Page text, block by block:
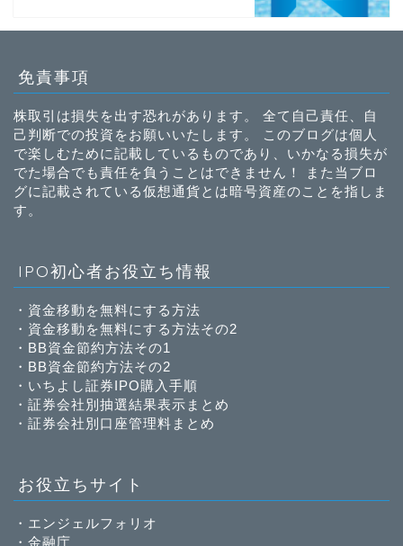
免責事項
株取引は損失を出す恐れがあります。 全て自己責任、自
己判断での投資をお願いいたします。 このブログは個人
で楽しむために記載しているものであり、いかなる損失が
でた場合でも責任を負うことはできません！ また当ブロ
グに記載されている仮想通貨とは暗号資産のことを指しま
す。
IPO初心者お役立ち情報
・ 資金移動を無料にする方法
・ 資金移動を無料にする方法その2
・ BB資金節約方法その1
・ BB資金節約方法その2
・ いちよし証券IPO購入手順
・ 証券会社別抽選結果表示まとめ
・ 証券会社別口座管理料まとめ
お役立ちサイト
・ エンジェルフォリオ
・ 金融庁